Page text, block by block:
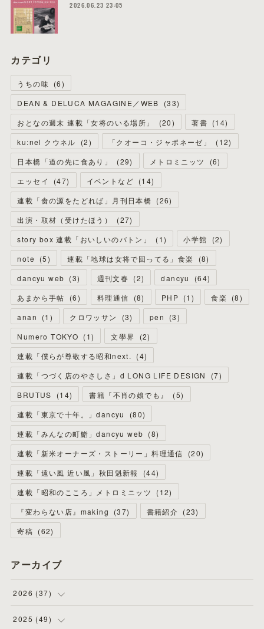
2026.06.23 23:05
カテゴリ
うちの味 (6)
DEAN & DELUCA MAGAGINE／WEB
(33)
おとなの週末 連載「女将のいる場所」
(20) 著書 (14)
ku:nel クウネル
(2) 「クオーコ・ジャポネーゼ」 (12)
日本橋「道の先に食あり」
(29) メトロミニッツ (6)
エッセイ
(47) イベントなど (14)
連載「食の源をたどれば」月刊日本橋 (26)
出演・取材（受けたほう）
(27)
story box 連載「おいしいのバトン」
(1) 小学館 (2)
note
(5) 連載「地球は女将で回ってる」食楽 (8)
dancyu web (3) 週刊文春 (2) dancyu (64)
あまから手帖
(6) 料理通信 (8) PHP (1 ) 食楽 (8)
anan
(1 ) クロワッサン (3) pen (3)
Numero TOKYO (1) 文學界 (2)
連載「僕らが尊敬する昭和next.
(4)
連載「つづく店のやさしさ」d LONG LIFE DESIGN
(7)
BRUTUS
(14) 書籍『不肖の娘でも』 (5)
連載「東京で十年。」dancyu
(80)
連載「みんなの町鮨」dancyu web (8)
連載「新米オーナーズ・ストーリー」料理通信
(20)
連載「遠い風 近い風」秋田魁新報
(44)
連載「昭和のこころ」メトロミニッツ
(12)
『変わらない店』making
(37) 書籍紹介 (23)
寄稿 (62)
アーカイブ
2026 (37)
(4)
2025 (49)